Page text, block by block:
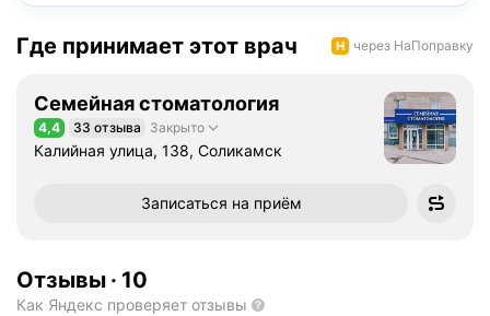
Где принимает этот врач через НаПоправку
Семейная стоматология
Рейтинг 4,4 из 5
4,4 33 отзыва Закрыто
Калийная улица, 138, Соликамск
Записаться на приём
Отзывы · 10
Как Яндекс проверяет отзывы